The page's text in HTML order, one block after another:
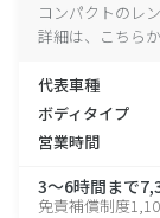
コンパクトのレ
詳細は、こちら
代表車種
ボディタイプ
営業時間
3～6時間まで
免責補償制度